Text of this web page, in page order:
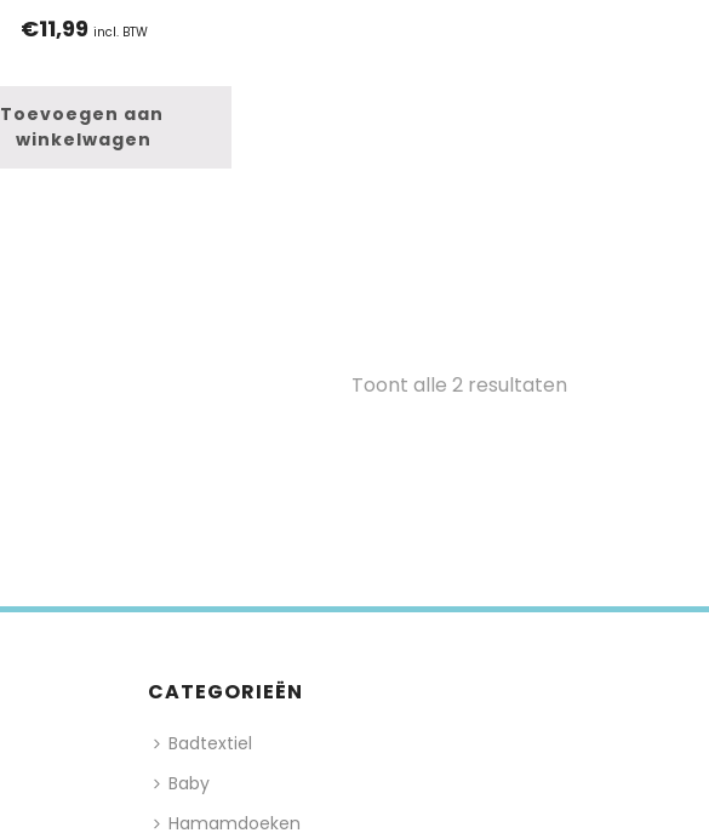
€11,99 incl. BTW
Toevoegen aan
winkelwagen
Toont alle 2 resultaten
CATEGORIEËN
Badtextiel
Baby
Hamamdoeken